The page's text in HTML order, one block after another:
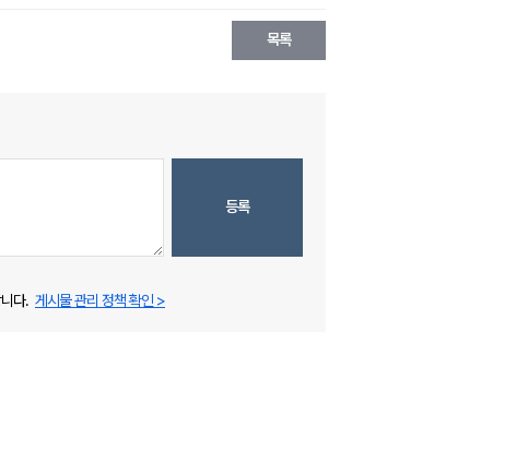
목록
등록
다. 게시물 관리 정책 확인 >